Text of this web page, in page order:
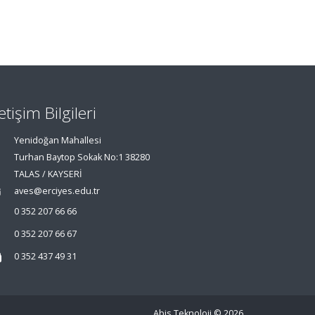
Bilgileri
Yenidoğan Mahallesi
Turhan Baytop Sokak No:1 38280
TALAS / KAYSERİ
aves@erciyes.edu.tr
0 352 207 66 66
0 352 207 66 67
0 352 437 49 31